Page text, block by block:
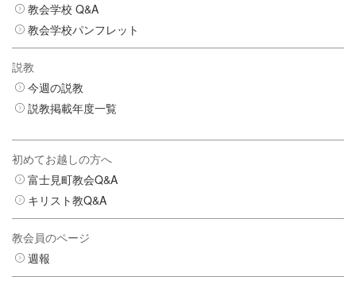
教会学校 Q&A
教会学校パンフレット
説教
今週の説教
説教掲載年度一覧
初めてお越しの方へ
富士見町教会Q&A
キリスト教Q&A
教会員のページ
週報